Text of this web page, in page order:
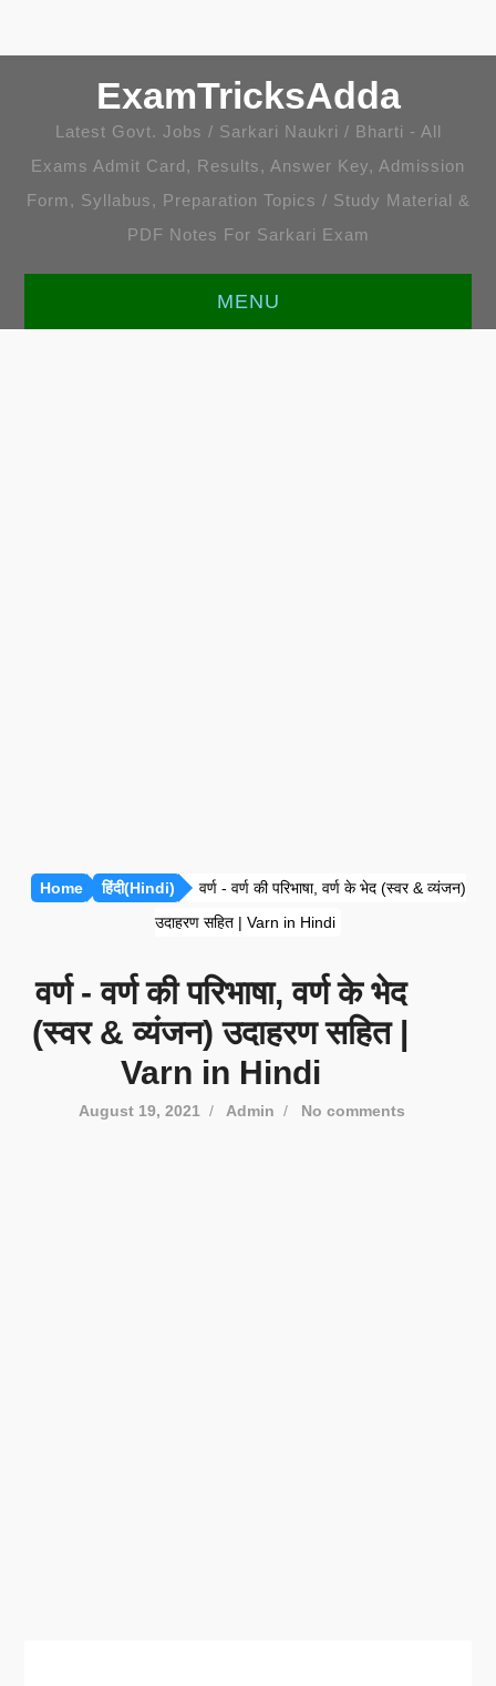
ExamTricksAdda
Latest Govt. Jobs / Sarkari Naukri / Bharti - All
Exams Admit Card, Results, Answer Key, Admission
Form, Syllabus, Preparation Topics / Study Material &
PDF Notes For Sarkari Exam
MENU
Home हिंदी(Hindi)
वर्ण - वर्ण की परिभाषा, वर्ण के भेद (स्वर & व्यंजन)
उदाहरण सहित | Varn in Hindi
वर्ण - वर्ण की परिभाषा, वर्ण के भेद
(स्वर & व्यंजन) उदाहरण सहित |
Varn in Hindi
August 19, 2021/ Admin / No comments